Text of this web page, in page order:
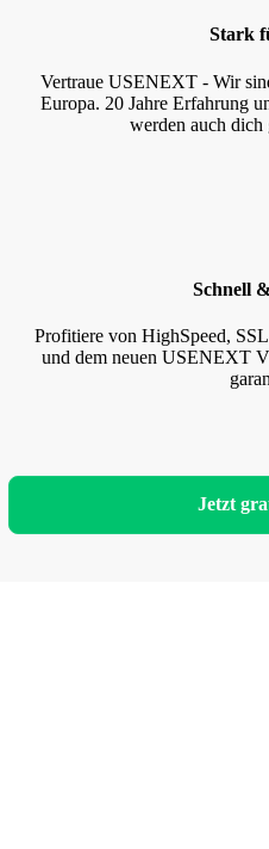
Stark
Vertraue USENEXT - Wir
Europa. 20 Jahre Erfahrung
werden auch
Schnell
Profitiere von HighSpeed,
und dem neuen USENEXT
Jetzt